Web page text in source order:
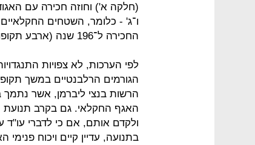
(חלקה א') וחוזה חכירה עם
ו־ג' - כלומר, השטחים
החכירה ל־196 שנה (ארבע תקופות חכירה של 49 שנה).
לפי הערכות, לא צפויות
הגורמים הרלבנטיים במשך
הרשות בנצי ליברמן, אשר
האגף החקלאי. גם בקרב
ולקדם אותם, אם כי לדברי עו"ד
בתנועה, עדיין קיים ויכוח